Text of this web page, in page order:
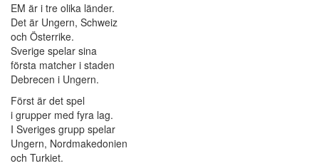
EM är i tre olika länder.
Det är Ungern, Schweiz
och Österrike.
Sverige spelar sina
första matcher i staden
Debrecen i Ungern.
Först är det spel
i grupper med fyra lag.
I Sveriges grupp spelar
Ungern, Nordmakedonien
och Turkiet.